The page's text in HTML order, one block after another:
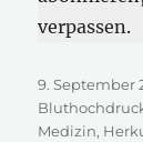
verpassen.
Veröffentlicht
am
9. September
Medizin,